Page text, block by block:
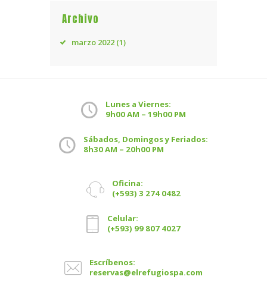
Archivo
marzo 2022(1)
Lunes a Viernes:
9h00 AM – 19h00 PM
Sábados, Domingos y Feriados:
8h30 AM – 20h00 PM
Oficina:
(+593) 3 274 0482
Celular:
(+593) 99 807 4027
Escríbenos:
reservas@elrefugiospa.com